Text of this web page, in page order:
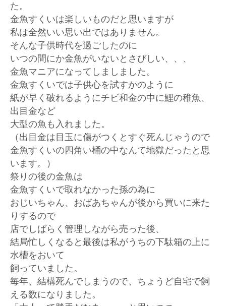
た。
金魚すくいは楽しいものだと思いますが
私は全然いい思い出ではありません。
そんな子供時代を過ごしたのに
いつの間にか金魚がいないとさびしい、、、
金魚マニアになってしましました。
金魚すくいでは子供心を試すかのように
紙が早く破れるようにチビ和金の中に鯉の稚魚、
出目金など
大型の魚も入れました。
（出目金は目玉に傷がつくとすぐ死んじゃうので
金魚すくいの四角い桶の中なんて地獄だったと思
います。）
祭りの後の金魚は
金魚すくいで取れなかった孫の為に
おじいちゃん、おばあちゃんが後から買いに来た
りするので
店でしばらく管理しながら売った後、
結局忙しくなると最後は私がうちの下駄箱の上に
水槽をおいて
飼っていました。
毎年、結構死んでしまうので、ちょうど自宅で飼
える数になりました。